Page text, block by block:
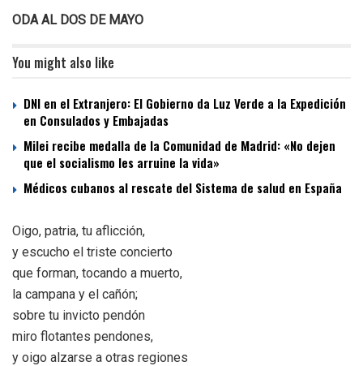
ODA AL DOS DE MAYO
You might also like
DNI en el Extranjero: El Gobierno da Luz Verde a la Expedición
en Consulados y Embajadas
Milei recibe medalla de la Comunidad de Madrid: «No dejen
que el socialismo les arruine la vida»
Médicos cubanos al rescate del Sistema de salud en España
Oigo, patria, tu aflicción,
y escucho el triste concierto
que forman, tocando a muerto,
la campana y el cañón;
sobre tu invicto pendón
miro flotantes pendones,
y oigo alzarse a otras regiones